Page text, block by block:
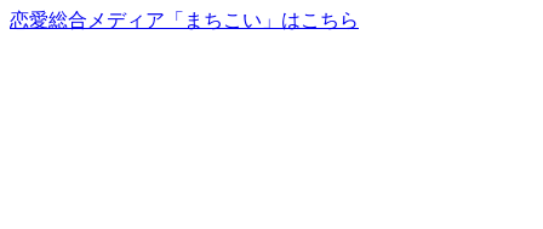
恋愛総合メディア「まちこい」はこちら